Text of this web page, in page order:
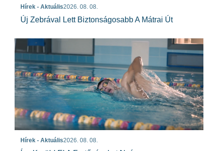
Hírek - Aktuális2026. 08. 08.
Új Zebrával Lett Biztonságosabb A Mátrai Út
Hírek - Aktuális2026. 08. 08.